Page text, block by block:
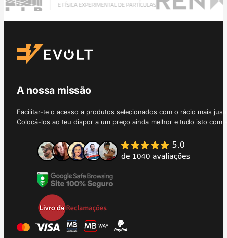
A nossa missão
Facilitar-te o acesso a produtos selecionados com o rácio mais
Colocá-los ao teu dispor a um preço ainda melhor e tudo isto